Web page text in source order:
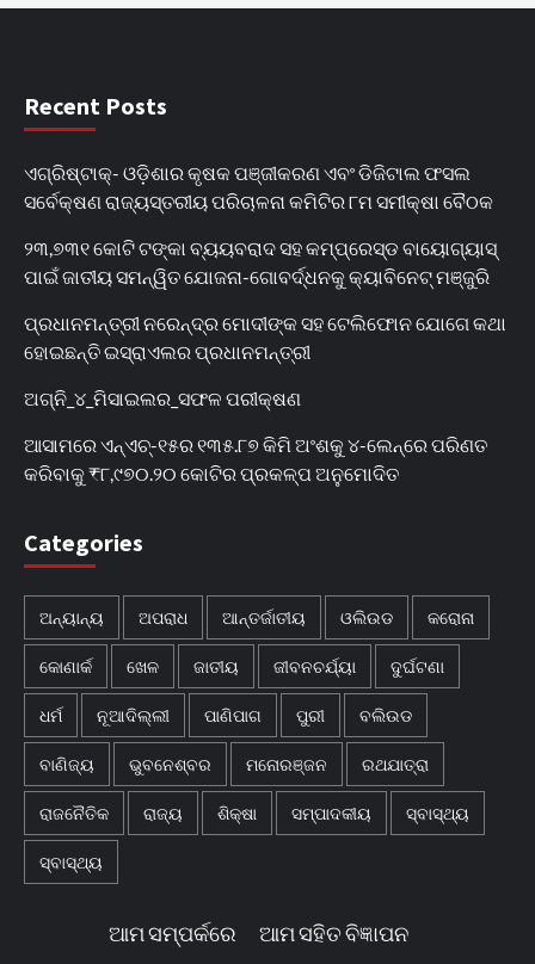
Recent Posts
ଏଗ୍ରିଷ୍ଟାକ୍‌- ଓଡ଼ିଶାର କୃଷକ ପଞ୍ଜୀକରଣ ଏବଂ ଡିଜିଟାଲ ଫସଲ
ସର୍ବେକ୍ଷଣ ରାଜ୍ୟସ୍ତରୀୟ ପରିଚାଳନା କମିଟିର ୮ମ ସମୀକ୍ଷା ବୈଠକ
୨୩,୭୩୧ କୋଟି ଟଙ୍କା ବ୍ୟୟବରାଦ ସହ କମ୍ପ୍ରେସ୍ଡ ବାୟୋଗ୍ୟାସ୍
ପାଇଁ ଜାତୀୟ ସମନ୍ୱିତ ଯୋଜନା-ଗୋବର୍ଦ୍ଧନକୁ କ୍ୟାବିନେଟ୍‌ ମଞ୍ଜୁରି
ପ୍ରଧାନମନ୍ତ୍ରୀ ନରେନ୍ଦ୍ର ମୋଦୀଙ୍କ ସହ ଟେଲିଫୋନ ଯୋଗେ କଥା
ହୋଇଛନ୍ତି ଇସ୍ରାଏଲର ପ୍ରଧାନମନ୍ତ୍ରୀ
ଅଗ୍ନି_୪_ମିସାଇଲର_ସଫଳ ପରୀକ୍ଷଣ
ଆସାମରେ ଏନ୍ଏଚ୍-୧୫ର ୧୩୫.୮୭ କିମି ଅଂଶକୁ ୪-ଲେନ୍‌ରେ ପରିଣତ
କରିବାକୁ ₹୮,୯୭୦.୨୦ କୋଟିର ପ୍ରକଳ୍ପ ଅନୁମୋଦିତ
Categories
ଅନ୍ୟାନ୍ୟ ଅପରାଧ ଆନ୍ତର୍ଜାତୀୟ ଓଲିଉଡ କରୋନା
କୋଣାର୍କ ଖେଳ ଜାତୀୟ ଜୀବନଚର୍ଯ୍ୟା ଦୁର୍ଘଟଣା
ଧର୍ମ ନୂଆଦିଲ୍ଲୀ ପାଣିପାଗ ପୁରୀ ବଲିଉଡ
ବାଣିଜ୍ୟ ଭୁବନେଶ୍ବର ମନୋରଞ୍ଜନ ରଥଯାତ୍ରା
ରାଜନୈତିକ ରାଜ୍ୟ ଶିକ୍ଷା ସମ୍ପାଦକୀୟ ସ୍ବାସ୍ଥ୍ୟ
ସ୍ବାସ୍ଥ୍ୟ
ଆମ ସମ୍ପର୍କରେ ଆମ ସହିତ ବିଜ୍ଞାପନ